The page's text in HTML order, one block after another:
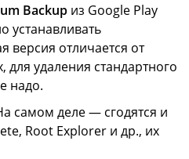
Backup из Google Play
устанавливать
версия отличается от
для удаления стандартного
надо.
самом деле — сгодятся и
Root Explorer и др., их